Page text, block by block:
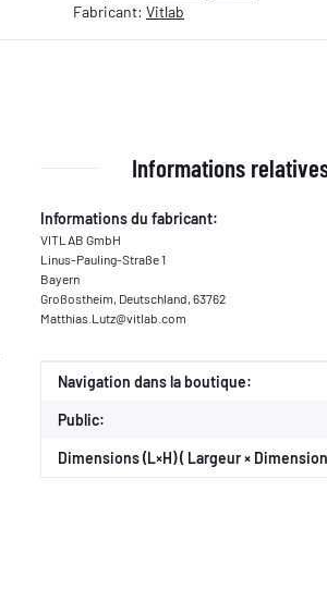
Fabricant: Vitlab
Informations
Informations du fabricant:
VITLAB GmbH
Linus-Pauling-Straße 1
Bayern
Großostheim, Deutschland, 63762
Matthias.Lutz@vitlab.com
Valeur
Fabricant
Navigation dans la boutique:
Public:
Dimensions (L×H) ( Largeur ×